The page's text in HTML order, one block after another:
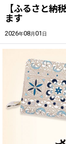
【ふるさと納
ます
2026年08月01 日